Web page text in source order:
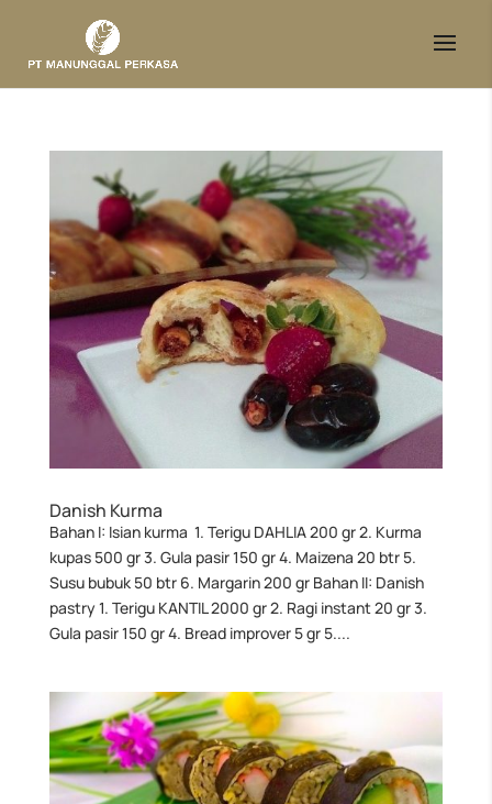
Danish Kurma
Bahan I: Isian kurma 1. Terigu DAHLIA 200 gr 2. Kurma
kupas 500 gr 3. Gula pasir 150 gr 4. Maizena 20 btr 5.
Susu bubuk 50 btr 6. Margarin 200 gr Bahan II: Danish
pastry 1. Terigu KANTIL 2000 gr 2. Ragi instant 20 gr 3.
Gula pasir 150 gr 4. Bread improver 5 gr 5....